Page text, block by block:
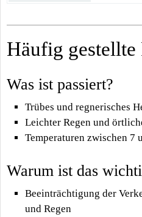
Häufig gestellte
Was ist passiert?
Trübes und regnerisches
Leichter Regen und
Temperaturen zwischen 7
Warum ist das
Beeinträchtigung der
und Regen